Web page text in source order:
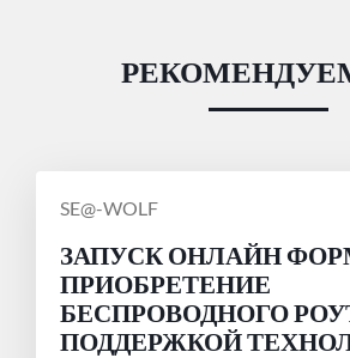
СООБЩЕНИЕ
SE@-WOLF
ЗАПУСК ОНЛАЙН
ПРИОБРЕТЕНИЕ
БЕСПРОВОДНОГО
ПОДДЕРЖКОЙ